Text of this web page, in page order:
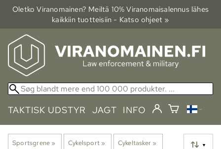
Oletko Viranomainen? Meiltä 10% Viranomais­alennus lähes
kaikkiin tuotteisiin - Katso ohjeet »
TAKTISK UDSTYR JAGT INFO
Sportsgrene ‪» Cykelsport ‪» Cykeltasker ‪» ▼